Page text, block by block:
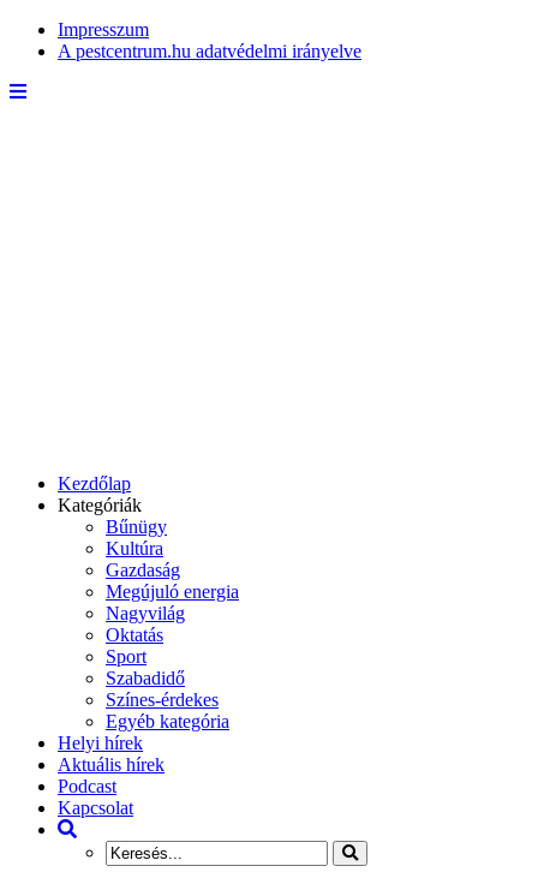
Impresszum
A pestcentrum.hu adatvédelmi irányelve
Kezdőlap
Kategóriák
Bűnügy
Kultúra
Gazdaság
Megújuló energia
Nagyvilág
Oktatás
Sport
Szabadidő
Színes-érdekes
Egyéb kategória
Helyi hírek
Aktuális hírek
Podcast
Kapcsolat